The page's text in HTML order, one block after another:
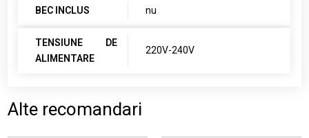
BEC INCLUS nu
TENSIUNE DE
ALIMENTARE
220V-240V
Alte recomandari